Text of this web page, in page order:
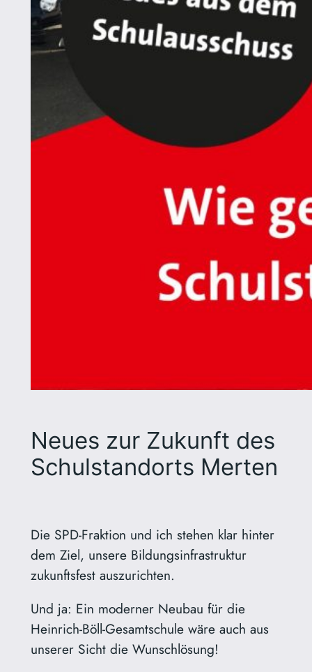
Neues zur Zukunft des
Schulstandorts Merten
Die SPD-Fraktion und ich stehen klar hinter
dem Ziel, unsere Bildungsinfrastruktur
zukunftsfest auszurichten.
Und ja: Ein moderner Neubau für die
Heinrich-Böll-Gesamtschule wäre auch aus
unserer Sicht die Wunschlösung!